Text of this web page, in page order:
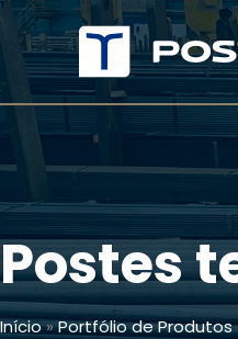
Ir
para
conteúdo
Postes
Início»Portfólio de Produtos